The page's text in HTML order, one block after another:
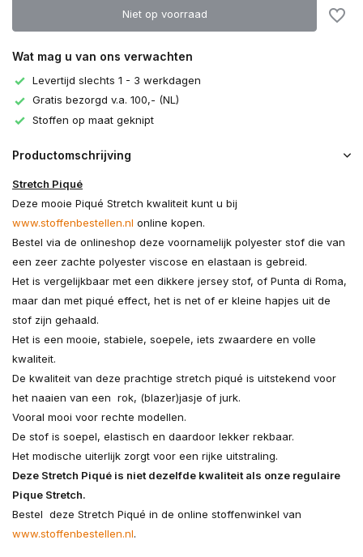
Niet op voorraad
Wat mag u van ons verwachten
Levertijd slechts 1 - 3 werkdagen
Gratis bezorgd v.a. 100,- (NL)
Stoffen op maat geknipt
Productomschrijving
Stretch Piqué
Deze mooie Piqué Stretch kwaliteit kunt u bij
www.stoffenbestellen.nl online kopen.
Bestel via de onlineshop deze voornamelijk polyester stof die van
een zeer zachte polyester viscose en elastaan is gebreid.
Het is vergelijkbaar met een dikkere jersey stof, of Punta di Roma,
maar dan met piqué effect, het is net of er kleine hapjes uit de
stof zijn gehaald.
Het is een mooie, stabiele, soepele, iets zwaardere en volle
kwaliteit.
De kwaliteit van deze prachtige stretch piqué is uitstekend voor
het naaien van een rok, (blazer)jasje of jurk.
Vooral mooi voor rechte modellen.
De stof is soepel, elastisch en daardoor lekker rekbaar.
Het modische uiterlijk zorgt voor een rijke uitstraling.
Deze Stretch Piqué is niet dezelfde kwaliteit als onze regulaire
Pique Stretch.
Bestel deze Stretch Piqué in de online stoffenwinkel van
www.stoffenbestellen.nl.